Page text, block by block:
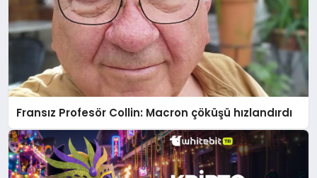
Fransız Profesör Collin: Macron çöküşü hızlandırdı